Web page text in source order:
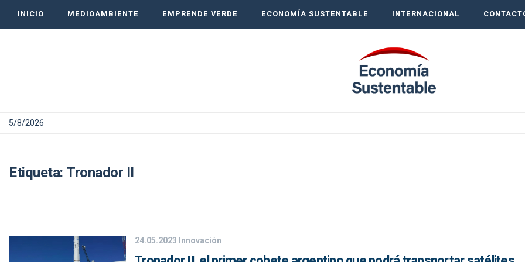
INICIO MEDIOAMBIENTE EMPRENDE VERDE ECONOMÍA SUSTENTABLE INTERNACIONAL
5/8/2026
Etiqueta: Tronador II
24.05.2023 Innovación